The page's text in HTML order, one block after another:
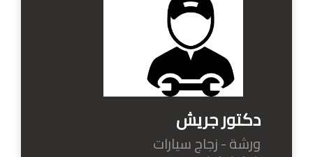
دكتور جريش
ورشة - زجاج سيارات